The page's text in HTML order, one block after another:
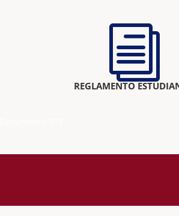
i
REGLAMENTO